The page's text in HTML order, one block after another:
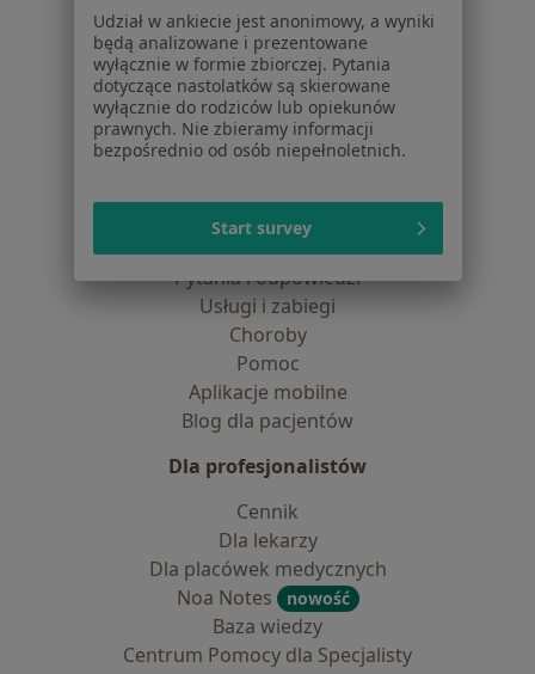
O nas
Praca
Rekrutujemy!
Partnerzy
Centrum prasowe
Kontakt
Lekarze
Placówki medyczne
Pytania i odpowiedzi
Usługi i zabiegi
Choroby
Pomoc
Aplikacje mobilne
Blog dla pacjentów
Dla profesjonalistów
Cennik
Dla lekarzy
Dla placówek medycznych
Noa Notes
nowość
Baza wiedzy
Centrum Pomocy dla Specjalisty
Udział w ankiecie jest anonimowy, a wyniki
będą analizowane i prezentowane
wyłącznie w formie zbiorczej. Pytania
dotyczące nastolatków są skierowane
wyłącznie do rodziców lub opiekunów
prawnych. Nie zbieramy informacji
bezpośrednio od osób niepełnoletnich.
Start survey